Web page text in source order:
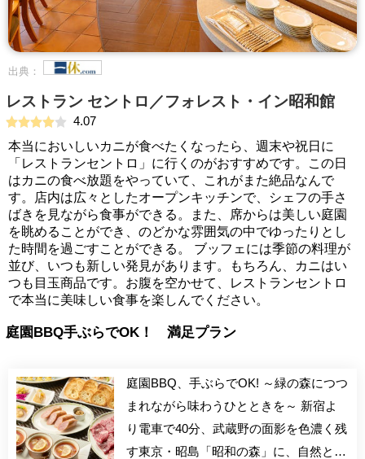
出典：
レストラン セントロ／フォレスト・イン昭和館
4.07
本当においしいカニが食べたくなったら、週末や祝日に
「レストランセントロ」に行くのがおすすめです。この日
はカニの食べ放題をやっていて、これがまた絶品なんで
す。店内は広々としたオープンキッチンで、シェフの手さ
ばきを見ながら食事ができる。また、席からは美しい庭園
を眺めることができ、のどかな雰囲気の中でゆったりとし
た時間を過ごすことができる。 ブッフェには季節の料理が
並び、いつも新しい発見があります。もちろん、カニはい
つも目玉商品です。お腹を空かせて、レストランセントロ
で本当に美味しい食事を楽しんでください。
庭園BBQ手ぶらでOK！ 満足プラン
庭園BBQ、手ぶらでOK! ～緑の森につつ
まれながら味わうひとときを～ 新宿よ
り電車で40分、武蔵野の面影を色濃く残
す東京・昭島「昭和の森」に、自然と対